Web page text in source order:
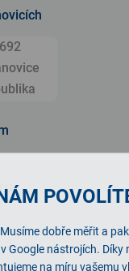
dobře měřit a
Google nástrojích. Díky
na míru vašemu